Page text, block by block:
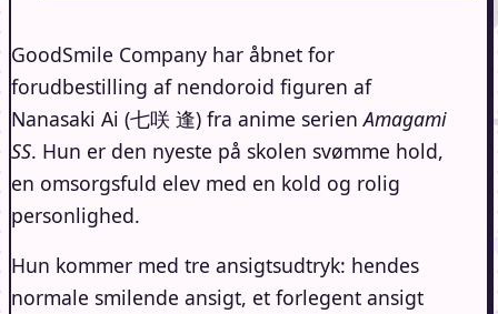
GoodSmile Company har åbnet for
forudbestilling af nendoroid figuren af
Nanasaki Ai (七咲 逢) fra anime serienAmagami
SS. Hun er den nyeste på skolen svømme hold,
en omsorgsfuld elev med en kold og rolig
personlighed.
Hun kommer med tre ansigtsudtryk: hendes
normale smilende ansigt, et forlegent ansigt